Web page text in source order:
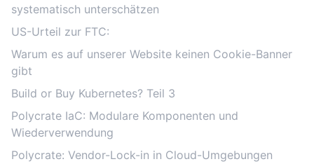
systematisch unterschätzen
US-Urteil zur FTC:
Warum es auf unserer Website keinen Cookie-Banner
gibt
Build or Buy Kubernetes? Teil 3
Polycrate IaC: Modulare Komponenten und
Wiederverwendung
Polycrate: Vendor-Lock-in in Cloud-Umgebungen